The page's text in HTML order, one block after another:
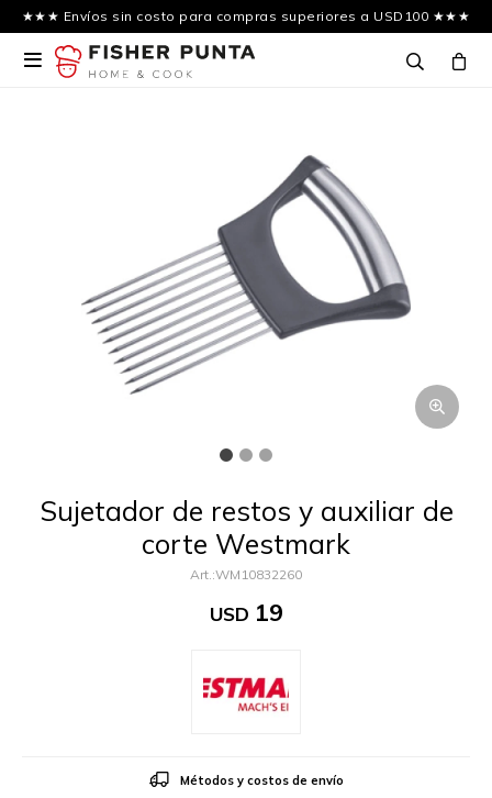
★★★ Envíos sin costo para compras superiores a USD100 ★★★

Sujetador de restos y auxiliar de
corte Westmark
WM10832260
USD 19
Métodos y costos de envío